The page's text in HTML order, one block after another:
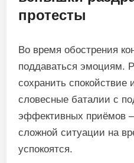
протесты
Во время обострения
поддаваться эмоциям.
сохранить спокойствие
словесные баталии с
эффективных приёмов
сложной ситуации на
успокоятся.